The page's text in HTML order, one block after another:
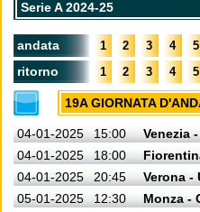
Serie A 2024-25
andata 1 2 3 4 5
ritorno 1 2 3 4 5
19A GIORNATA
04-01-2025 15:00
Venezia
04-01-2025
18:00
04-01-2025
20:45
Verona -
05-01-2025
12:30
Monza -